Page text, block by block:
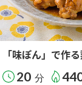
「味ぽん」で作
20 分